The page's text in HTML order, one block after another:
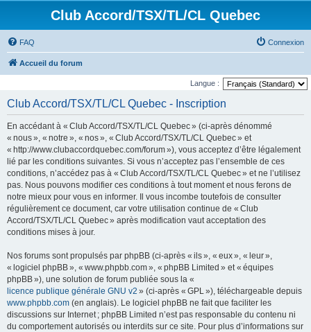
Club Accord/TSX/TL/CL Quebec
FAQ Connexion
Accueil du forum
Langue :
Club Accord/TSX/TL/CL Quebec - Inscription
En accédant à « Club Accord/TSX/TL/CL Quebec » (ci-après dénommé
« nous », « notre », « nos », « Club Accord/TSX/TL/CL Quebec » et
« http://www.clubaccordquebec.com/forum »), vous acceptez d’être légalement
lié par les conditions suivantes. Si vous n’acceptez pas l’ensemble de ces
conditions, n’accédez pas à « Club Accord/TSX/TL/CL Quebec » et ne l’utilisez
pas. Nous pouvons modifier ces conditions à tout moment et nous ferons de
notre mieux pour vous en informer. Il vous incombe toutefois de consulter
régulièrement ce document, car votre utilisation continue de « Club
Accord/TSX/TL/CL Quebec » après modification vaut acceptation des
conditions mises à jour.
Nos forums sont propulsés par phpBB (ci-après « ils », « eux », « leur »,
« logiciel phpBB », « www.phpbb.com », « phpBB Limited » et « équipes
phpBB »), une solution de forum publiée sous la «
licence publique générale GNU v2 » (ci-après « GPL »), téléchargeable depuis
www.phpbb.com (en anglais). Le logiciel phpBB ne fait que faciliter les
discussions sur Internet ; phpBB Limited n’est pas responsable du contenu ni
du comportement autorisés ou interdits sur ce site. Pour plus d’informations sur